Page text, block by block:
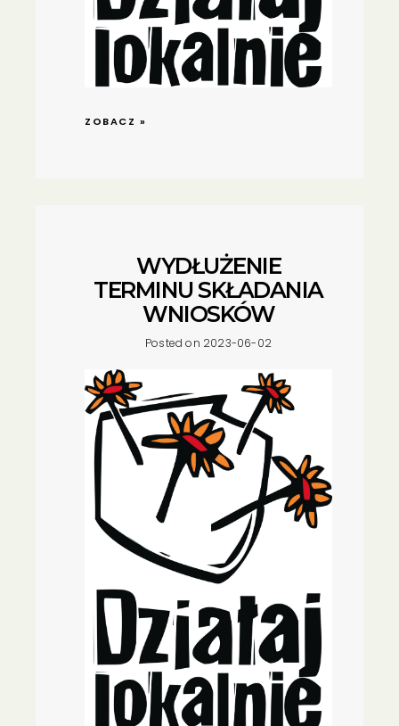
ZOBACZ »
WYDŁUŻENIE
TERMINU SKŁADANIA
WNIOSKÓW
Posted on 2023-06-02